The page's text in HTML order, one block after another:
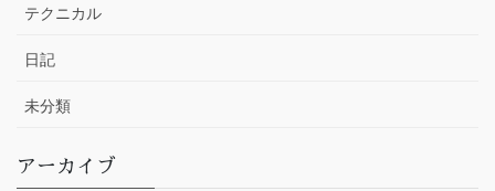
テクニカル
日記
未分類
アーカイブ